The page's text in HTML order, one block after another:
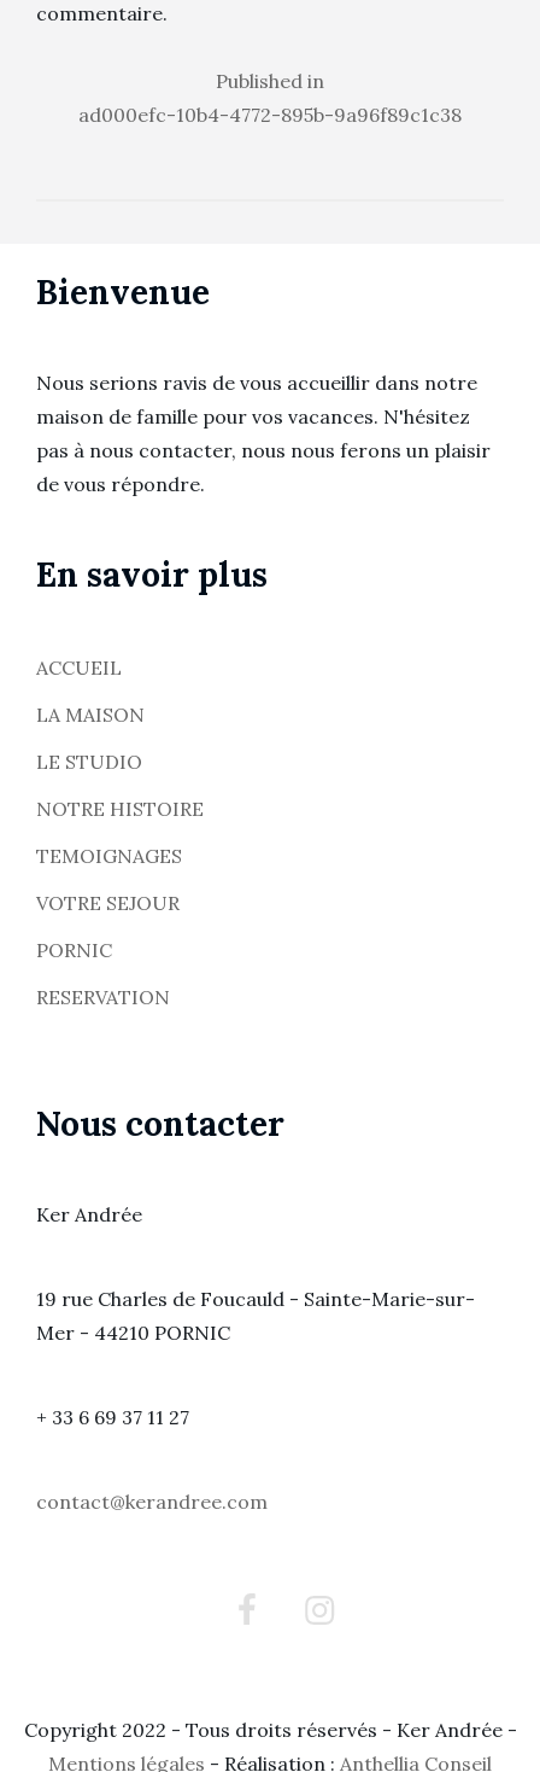
commentaire.
Published in
ad000efc-10b4-4772-895b-9a96f89c1c38
Bienvenue
Nous serions ravis de vous accueillir dans notre
maison de famille pour vos vacances. N'hésitez
pas à nous contacter, nous nous ferons un plaisir
de vous répondre.
En savoir plus
ACCUEIL
LA MAISON
LE STUDIO
NOTRE HISTOIRE
TEMOIGNAGES
VOTRE SEJOUR
PORNIC
RESERVATION
Nous contacter
Ker Andrée
19 rue Charles de Foucauld - Sainte-Marie-sur-
Mer - 44210 PORNIC
+ 33 6 69 37 11 27
contact@kerandree.com
FacebookInstagram
Copyright 2022 - Tous droits réservés - Ker Andrée -
Mentions légales - Réalisation : Anthellia Conseil